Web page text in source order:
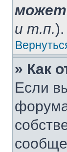
и т.п.).
» Как
Если